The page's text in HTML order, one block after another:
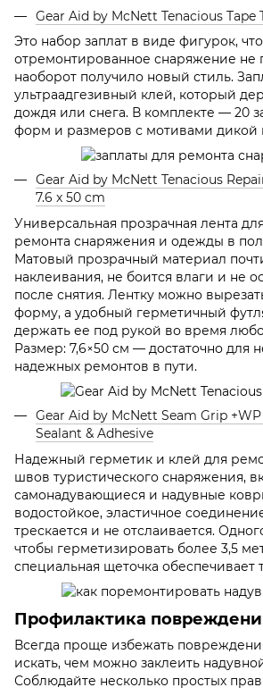
Gear Aid by McNett Tenacious
Это набор заплат в виде фигурок,
отремонтированное снаряжение не
наоборот получило новый стиль.
ультраадгезивный клей, который
дождя или снега. В комплекте — 20
форм и размеров с мотивами дикой
Gear Aid by McNett Tenacious
7.6 x 50 cm
Универсальная прозрачная лента
ремонта снаряжения и одежды в
Матовый прозрачный материал
наклеивания, не боится влаги и не
после снятия. Лентку можно
форму, а удобный герметичный
держать ее под рукой во время
Размер: 7,6×50 см — достаточно для
надежных ремонтов в пути.
Gear Aid by McNett Seam Grip
Sealant & Adhesive
Надежный герметик и клей для
швов туристического снаряжения,
самонадувающиеся и надувные
водостойкое, эластичное
трескается и не отслаивается.
чтобы герметизировать более 3,5
специальная щеточка обеспечивает
Профилактика
Всегда проще избежать
искать, чем можно заклеить
Соблюдайте несколько простых